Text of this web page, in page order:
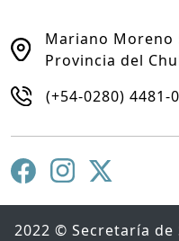
Mariano Moreno
Provincia del
(+54-0280) 4481-
2022 © Secretaría